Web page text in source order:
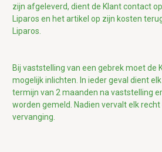
zijn afgeleverd, dient de Klant contact
Liparos en het artikel op zijn kosten
Liparos.
Bij vaststelling van een gebrek moet de
mogelijk inlichten. In ieder geval dient
termijn van 2 maanden na vaststelling
worden gemeld. Nadien vervalt elk
vervanging.